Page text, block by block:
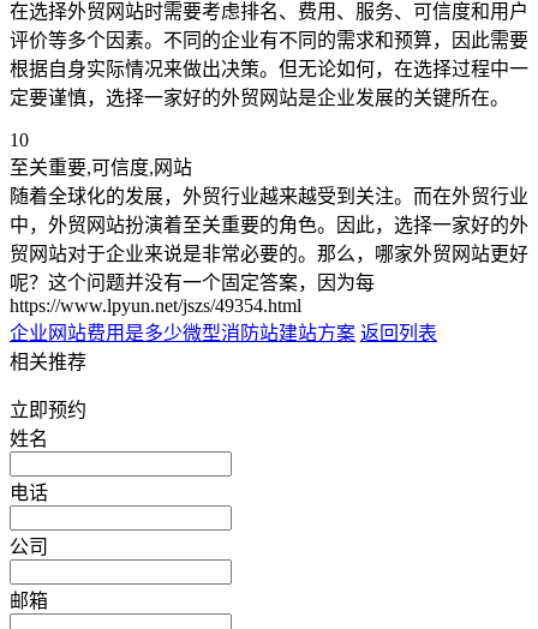
在选择外贸网站时需要考虑排名、费用、服务、可信度和用户
评价等多个因素。不同的企业有不同的需求和预算，因此需要
根据自身实际情况来做出决策。但无论如何，在选择过程中一
定要谨慎，选择一家好的外贸网站是企业发展的关键所在。
10
至关重要,可信度,网站
随着全球化的发展，外贸行业越来越受到关注。而在外贸行业
中，外贸网站扮演着至关重要的角色。因此，选择一家好的外
贸网站对于企业来说是非常必要的。那么，哪家外贸网站更好
呢？这个问题并没有一个固定答案，因为每
https://www.lpyun.net/jszs/49354.html
企业网站费用是多少微型消防站建站方案 返回列表
相关推荐
立即预约
姓名
电话
公司
邮箱